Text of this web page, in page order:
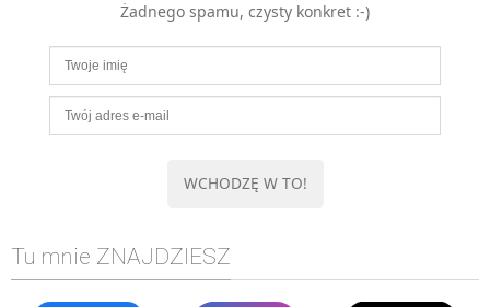
Żadnego spamu, czysty konkret :-)
Tu mnie ZNAJDZIESZ